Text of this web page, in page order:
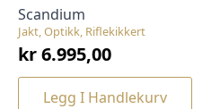
Jakt, Optikk, Riflekikkert
Scandium
kr6.995,00
Legg I Handlekurv